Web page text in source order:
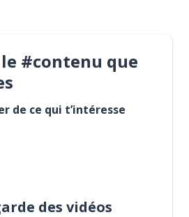
#contenu que
de ce qui t’intéresse
des vidéos